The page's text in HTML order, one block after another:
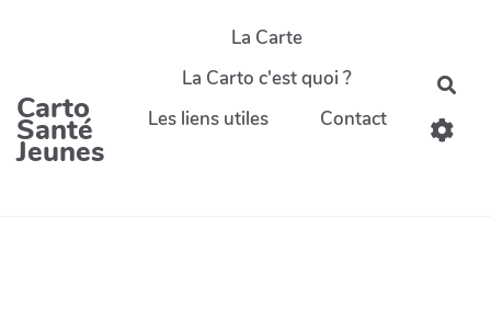
Carto
Santé
Jeunes
La Carte
La Carto c'est quoi ?
Les liens utiles
Contact